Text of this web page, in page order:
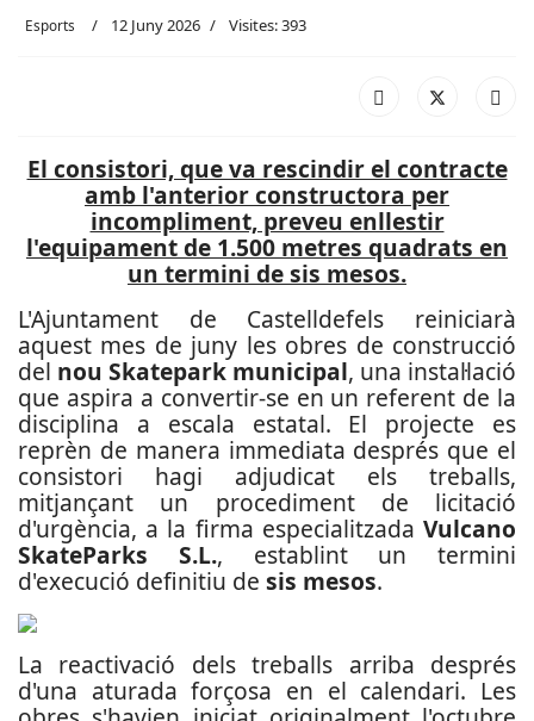
Esports 12 Juny 2026 Visites: 393
El consistori, que va rescindir el contracte
amb l'anterior constructora per
incompliment, preveu enllestir
l'equipament de 1.500 metres quadrats en
un termini de sis mesos.
L'Ajuntament de Castelldefels reiniciarà
aquest mes de juny les obres de construcció
del nou Skatepark municipal, una instal·lació
que aspira a convertir-se en un referent de la
disciplina a escala estatal. El projecte es
reprèn de manera immediata després que el
consistori hagi adjudicat els treballs,
mitjançant un procediment de licitació
d'urgència, a la firma especialitzada Vulcano
SkateParks S.L., establint un termini
d'execució definitiu de sis mesos.
La reactivació dels treballs arriba després
d'una aturada forçosa en el calendari. Les